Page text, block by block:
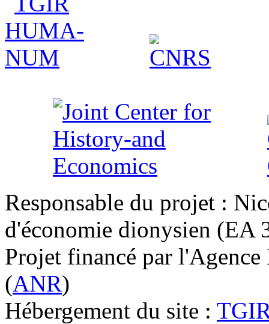
Responsable du projet :
d'économie dionysien
Projet financé par l'Agence
(ANR)
Hébergement du site :